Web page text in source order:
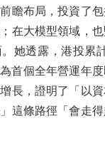
瞻布局，投資了
在大模型領域，
她透露，港投累
首個全年營運年
長，證明了「以
這條路徑「會走